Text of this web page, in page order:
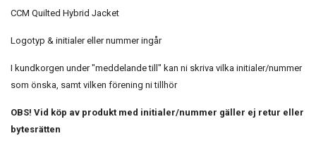
CCM Quilted Hybrid Jacket
Logotyp & initialer eller nummer ingår
I kundkorgen under "meddelande till" kan ni skriva vilka initialer/nummer
som önska, samt vilken förening ni tillhör
OBS! Vid köp av produkt med initialer/nummer gäller ej retur eller
bytesrätten